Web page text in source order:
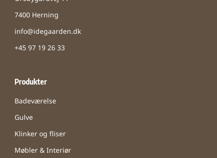
7400 Herning
info@idegaarden.dk
+45 97 19 26 33
Produkter
Badeværelse
Gulve
Klinker og fliser
Møbler & Interiør